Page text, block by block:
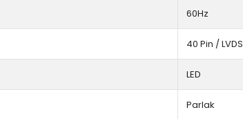
60Hz
40 Pin / LVDS
LED
Parlak